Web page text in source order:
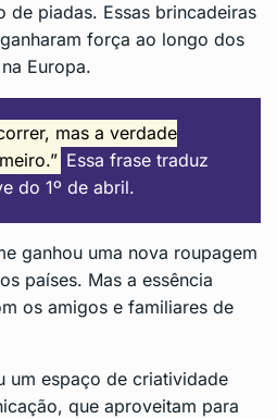
de piadas. Essas brincadeiras
força ao longo dos
Europa.
mas a verdade
Essa frase traduz
do 1º de abril.
ganhou uma nova roupagem
países. Mas a essência
os amigos e familiares de
um espaço de criatividade
que aproveitam para